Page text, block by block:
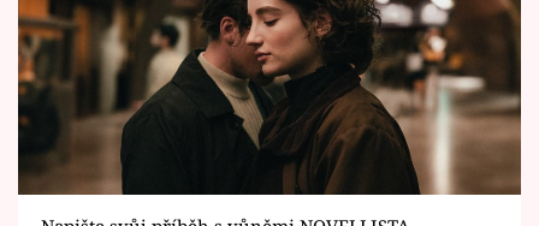
Seriály
Horoskopy
Sledujte prima+
Filmový festival Karlovy Vary